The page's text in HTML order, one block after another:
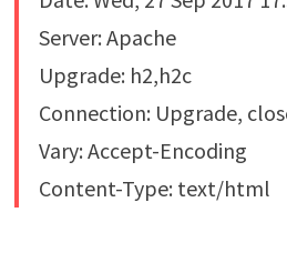
Server: Apache
Upgrade: h2,h2c
Connection: Upgrade,
Vary: Accept-Encoding
Content-Type: text/html